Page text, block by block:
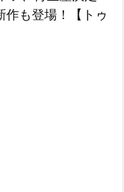
も登場！【トゥ